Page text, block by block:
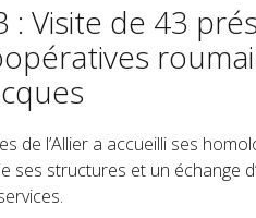
: Visite de 43
de l’Allier a accueilli ses
ses structures et un échange